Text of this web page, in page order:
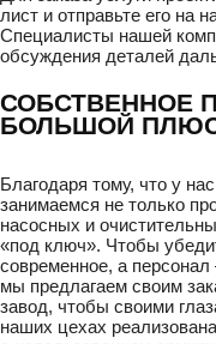
лист и отправьте его на
Специалисты нашей
обсуждения деталей
СОБСТВЕННОЕ
БОЛЬШОЙ
Благодаря тому, что у
занимаемся не только
насосных и
«под ключ». Чтобы
современное, а
мы предлагаем своим
завод, чтобы своими
наших цехах